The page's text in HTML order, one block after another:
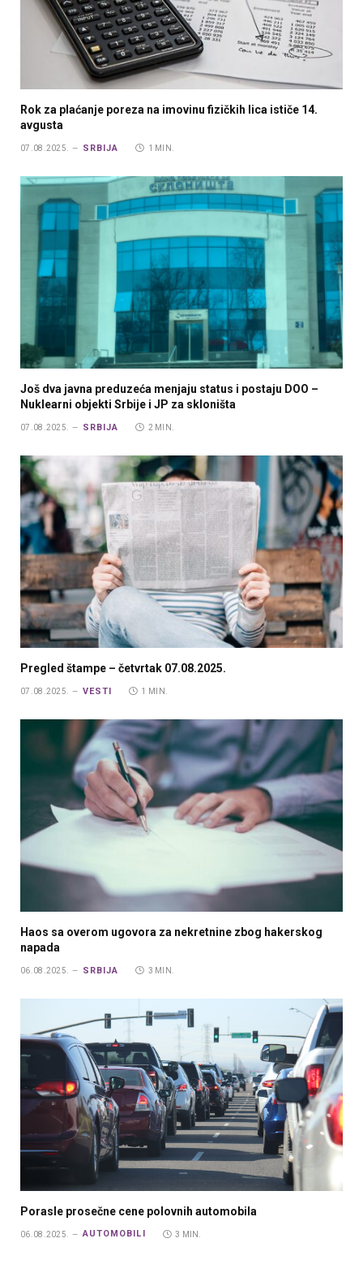
Rok za plaćanje poreza na imovinu fizičkih lica ističe 14.
avgusta
07.08.2025. SRBIJA 1 MIN.
Još dva javna preduzeća menjaju status i postaju DOO –
Nuklearni objekti Srbije i JP za skloništa
07.08.2025. SRBIJA 2 MIN.
Pregled štampe – četvrtak 07.08.2025.
07.08.2025. VESTI 1 MIN.
Haos sa overom ugovora za nekretnine zbog hakerskog
napada
06.08.2025. SRBIJA 3 MIN.
Porasle prosečne cene polovnih automobila
06.08.2025. AUTOMOBILI 3 MIN.